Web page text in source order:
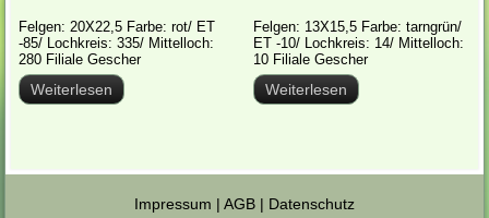
Felgen: 20X22,5 Farbe: rot/ ET
-85/ Lochkreis: 335/ Mittelloch:
280 Filiale Gescher
Weiterlesen
Felgen: 13X15,5 Farbe: tarngrün/
ET -10/ Lochkreis: 14/ Mittelloch:
10 Filiale Gescher
Weiterlesen
Impressum | AGB | Datenschutz